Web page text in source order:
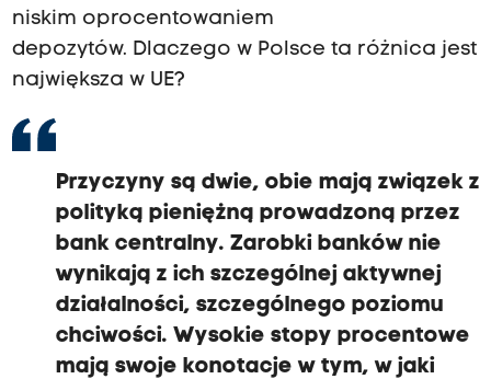
niskim oprocentowaniem
depozytów. Dlaczego w Polsce ta różnica jest
największa w UE?
Przyczyny są dwie, obie mają związek z
polityką pieniężną prowadzoną przez
bank centralny. Zarobki banków nie
wynikają z ich szczególnej aktywnej
działalności, szczególnego poziomu
chciwości. Wysokie stopy procentowe
mają swoje konotacje w tym, w jaki